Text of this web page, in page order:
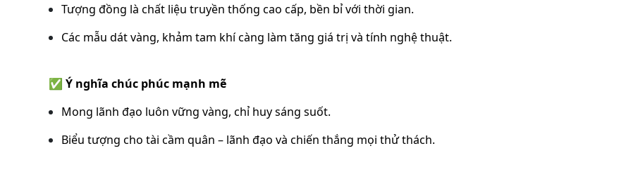
Tượng đồng là chất liệu truyền thống cao cấp, bền bỉ với thời gian.
Các mẫu dát vàng, khảm tam khí càng làm tăng giá trị và tính nghệ thuật.
✅ Ý nghĩa chúc phúc mạnh mẽ
Mong lãnh đạo luôn vững vàng, chỉ huy sáng suốt.
Biểu tượng cho tài cầm quân – lãnh đạo và chiến thắng mọi thử thách.